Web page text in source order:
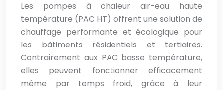
Les pompes à chaleur air-eau haute
température (PAC HT) offrent une solution de
chauffage performante et écologique pour
les bâtiments résidentiels et tertiaires.
Contrairement aux PAC basse température,
elles peuvent fonctionner efficacement
même par temps froid, grâce à leur